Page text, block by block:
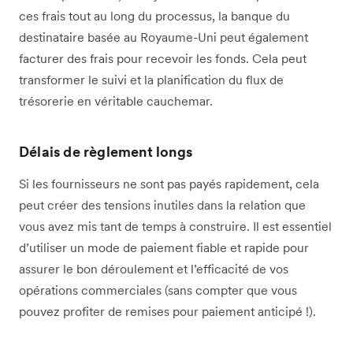
ces frais tout au long du processus, la banque du
destinataire basée au Royaume-Uni peut également
facturer des frais pour recevoir les fonds. Cela peut
transformer le suivi et la planification du flux de
trésorerie en véritable cauchemar.
Délais de règlement longs
Si les fournisseurs ne sont pas payés rapidement, cela
peut créer des tensions inutiles dans la relation que
vous avez mis tant de temps à construire. Il est essentiel
d’utiliser un mode de paiement fiable et rapide pour
assurer le bon déroulement et l’efficacité de vos
opérations commerciales (sans compter que vous
pouvez profiter de remises pour paiement anticipé !).